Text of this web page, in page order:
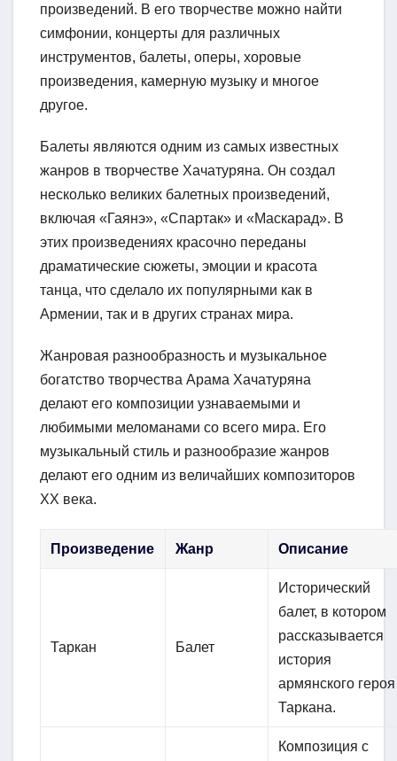
произведений. В его творчестве можно найти
симфонии, концерты для различных
инструментов, балеты, оперы, хоровые
произведения, камерную музыку и многое
другое.
Балеты являются одним из самых известных
жанров в творчестве Хачатуряна. Он создал
несколько великих балетных произведений,
включая «Гаянэ», «Спартак» и «Маскарад». В
этих произведениях красочно переданы
драматические сюжеты, эмоции и красота
танца, что сделало их популярными как в
Армении, так и в других странах мира.
Жанровая разнообразность и музыкальное
богатство творчества Арама Хачатуряна
делают его композиции узнаваемыми и
любимыми меломанами со всего мира. Его
музыкальный стиль и разнообразие жанров
делают его одним из величайших композиторов
XX века.
Произведение Жанр Описание
Таркан Балет
Исторический
балет, в котором
рассказывается
история
армянского героя
Таркана.
Композиция с